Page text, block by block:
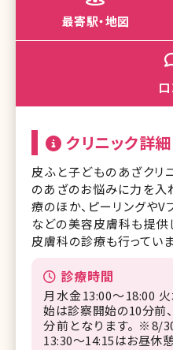
最寄駅・地図
クリニック詳細
皮ふと子どものあざクリ
のあざのお悩みに力を入
療のほか、ピーリングやV
などの美容皮膚科も提供
皮膚科の診療も行っていま
診療時間
月水金13:00～18:00
始は診察開始の10分前
分前となります。 ※8/
13:30〜14:15はお昼休憩